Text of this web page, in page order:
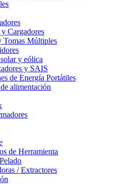
Cargadores
Tomas Múltiples
y eólica
y SAIS
de Energía Portátiles
alimentación
de Herramienta
/ Extractores